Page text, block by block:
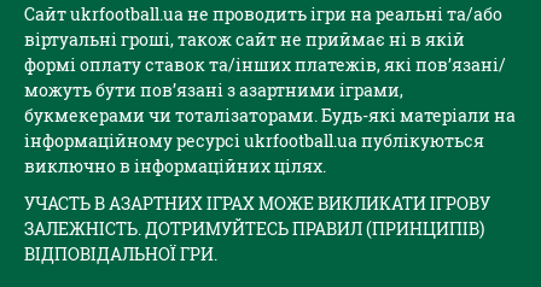
Сайт ukrfootball.ua не проводить ігри на реальні та/або
віртуальні гроші, також сайт не приймає ні в якій
формі оплату ставок та/інших платежів, які пов’язані/
можуть бути пов’язані з азартними іграми,
букмекерами чи тоталізаторами. Будь-які матеріали на
інформаційному ресурсі ukrfootball.ua публікуються
виключно в інформаційних цілях.
УЧАСТЬ В АЗАРТНИХ ІГРАХ МОЖЕ ВИКЛИКАТИ ІГРОВУ
ЗАЛЕЖНІСТЬ. ДОТРИМУЙТЕСЬ ПРАВИЛ (ПРИНЦИПІВ)
ВІДПОВІДАЛЬНОЇ ГРИ.